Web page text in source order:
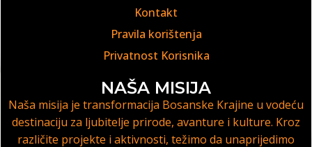
Kontakt
Pravila korištenja
Privatnost Korisnika
NAŠA MISIJA
Naša misija je transformacija Bosanske Krajine u vodeću
destinaciju za ljubitelje prirode, avanture i kulture. Kroz
različite projekte i aktivnosti, težimo da unaprijedimo